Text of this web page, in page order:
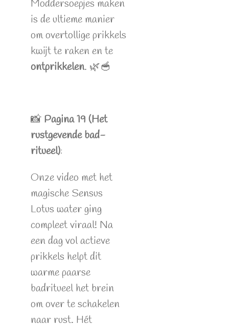
Moddersoepjes maken
is de ultieme manier
om overtollige prikkels
kwijt te raken en te
ontprikkelen. 🌿🥣
📸 Pagina 19 (Het
rustgevende bad-
ritueel):
Onze video met het
magische Sensus
Lotus water ging
compleet viraal! Na
een dag vol actieve
prikkels helpt dit
warme paarse
badritueel het brein
om over te schakelen
naar rust. Hét